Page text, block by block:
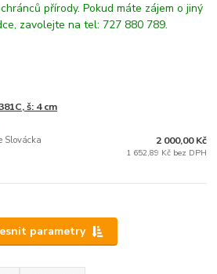
přírody. Pokud máte zájem o jiný
zavolejte na tel: 727 880 789.
š: 4 cm
Slovácka 2 000,00 Kč
1 652,89 Kč bez DPH
parametry